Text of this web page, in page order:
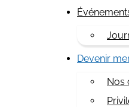
Devenir
Nos